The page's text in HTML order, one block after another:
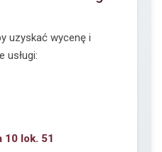
uzyskać wycenę i
usługi:
10 lok. 51